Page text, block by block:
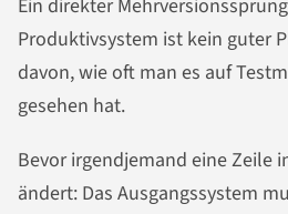
Ein direkter
Produktivsystem ist kein guter
davon, wie oft man es auf
gesehen hat.
Bevor irgendjemand eine Zeile
ändert: Das Ausgangssystem